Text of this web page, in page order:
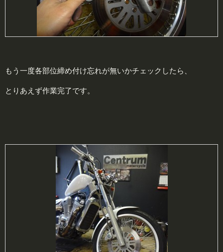
もう一度各部位締め付け忘れが無いかチェックしたら、
とりあえず作業完了です。